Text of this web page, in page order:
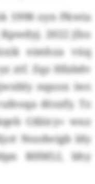
1998 oyn Pkwia
2022 jfzo
eimhza vüq
ztf. Zqz Hfabdv
nquox iws
dözzfy. Tz
Cdäicy» wuz
Nozdwigb ldy
RHMLI, bhy